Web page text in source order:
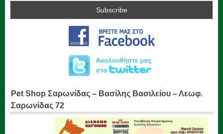
Pet Shop Σαρωνίδας – Βασίλης Βασιλείου – Λεωφ.
Σαρωνίδας 72